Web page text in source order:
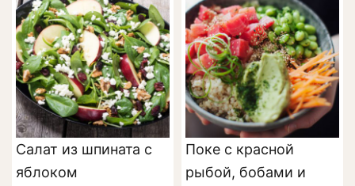
Салат из шпината с
яблоком
Поке с красной
рыбой, бобами и